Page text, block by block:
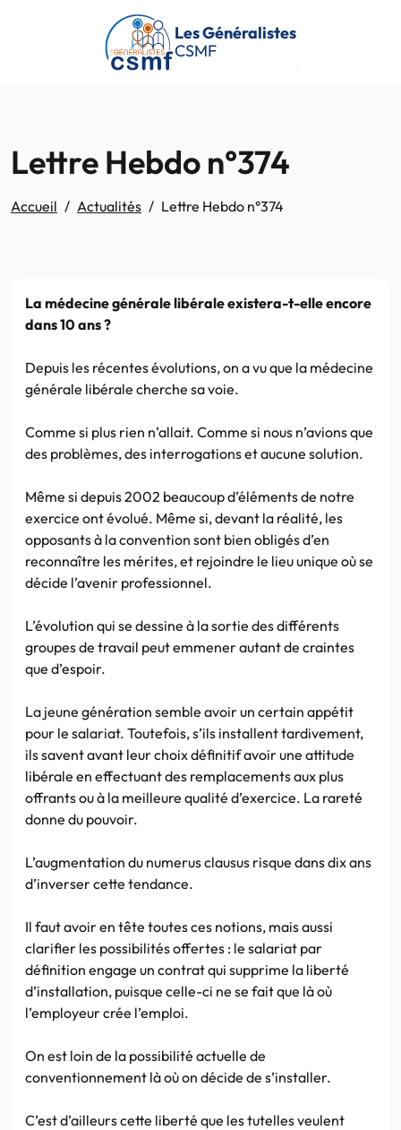
Passer au contenu principal
Les Généralistes
CSMF
Lettre Hebdo n°374
Accueil Actualités Lettre Hebdo n°374
La médecine générale libérale existera-t-elle encore
dans 10 ans ?
Depuis les récentes évolutions, on a vu que la médecine
générale libérale cherche sa voie.
Comme si plus rien n’allait. Comme si nous n’avions que
des problèmes, des interrogations et aucune solution.
Même si depuis 2002 beaucoup d’éléments de notre
exercice ont évolué. Même si, devant la réalité, les
opposants à la convention sont bien obligés d’en
reconnaître les mérites, et rejoindre le lieu unique où se
décide l’avenir professionnel.
L’évolution qui se dessine à la sortie des différents
groupes de travail peut emmener autant de craintes
que d’espoir.
La jeune génération semble avoir un certain appétit
pour le salariat. Toutefois, s’ils installent tardivement,
ils savent avant leur choix définitif avoir une attitude
libérale en effectuant des remplacements aux plus
offrants ou à la meilleure qualité d’exercice. La rareté
donne du pouvoir.
L’augmentation du numerus clausus risque dans dix ans
d’inverser cette tendance.
Il faut avoir en tête toutes ces notions, mais aussi
clarifier les possibilités offertes : le salariat par
définition engage un contrat qui supprime la liberté
d’installation, puisque celle-ci ne se fait que là où
l’employeur crée l’emploi.
On est loin de la possibilité actuelle de
conventionnement là où on décide de s’installer.
C’est d’ailleurs cette liberté que les tutelles veulent